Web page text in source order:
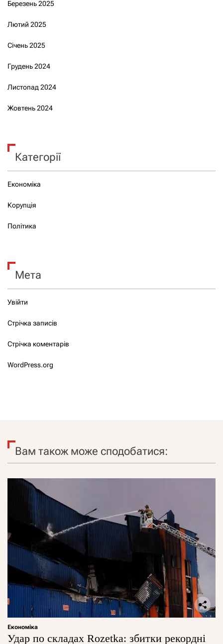
Березень 2025
Лютий 2025
Січень 2025
Грудень 2024
Листопад 2024
Жовтень 2024
Категорії
Економіка
Корупція
Політика
Мета
Увійти
Стрічка записів
Стрічка коментарів
WordPress.org
Вам також може сподобатися:
Економіка
Удар по складах Rozetka: збитки рекордні